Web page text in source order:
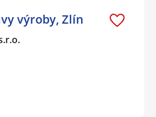
výroby, Zlín